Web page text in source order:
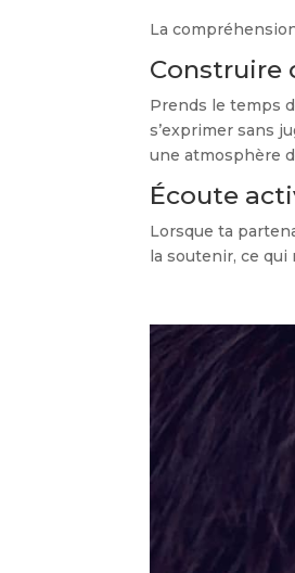
La
Construire
Prends le temps
s’exprimer sans
une atmosphère
Écoute
Lorsque ta
la soutenir, ce